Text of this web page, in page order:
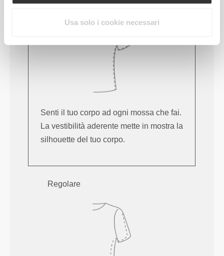
Usa solo i cookie necessari
Senti il tuo corpo ad ogni mossa che fai.
La vestibilità aderente mette in mostra la
silhouette del tuo corpo.
Regolare